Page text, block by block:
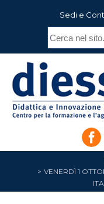
Sedi e
VENERDÌ 1